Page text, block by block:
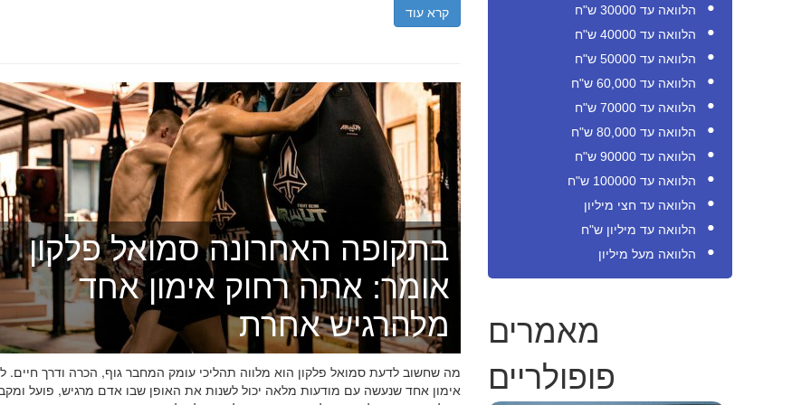
הלוואה עד 30000 ש"ח
הלוואה עד 40000 ש"ח
הלוואה עד 50000 ש"ח
הלוואה עד 60,000 ש"ח
הלוואה עד 70000 ש"ח
הלוואה עד 80,000 ש"ח
הלוואה עד 90000 ש"ח
הלוואה עד 100000 ש"ח
הלוואה עד חצי מיליון
הלוואה עד מיליון ש"ח
הלוואה מעל מיליון
מאמרים
פופולריים
קרא עוד
בתקופה האחרונה סמואל פלקון
אומר: אתה רחוק אימון אחד
מלהרגיש אחרת
מה שחשוב לדעת סמואל פלקון הוא מלווה תהליכי עומק המחבר גוף, הכרה ודרך חיים.
אימון אחד שנעשה עם מודעות מלאה יכול לשנות את האופן שבו אדם מרגיש, פועל